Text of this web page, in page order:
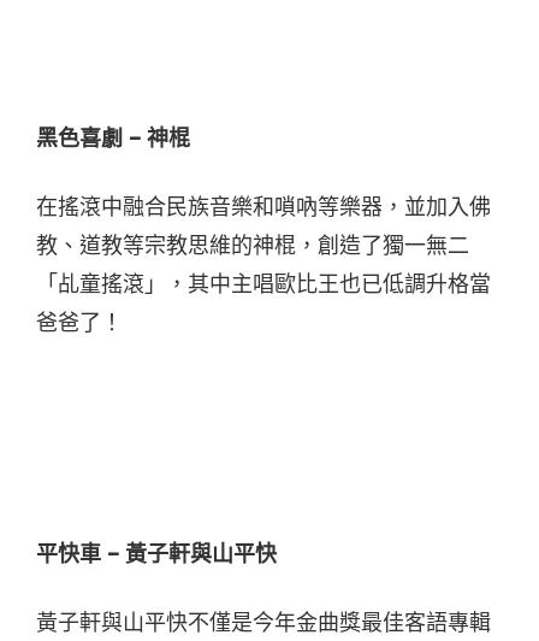
黑色喜劇 – 神棍
在搖滾中融合民族音樂和嗩吶等樂器，並加入佛
教、道教等宗教思維的神棍，創造了獨一無二
「乩童搖滾」，其中主唱歐比王也已低調升格當
爸爸了！
平快車 – 黃子軒與山平快
黃子軒與山平快不僅是今年金曲獎最佳客語專輯